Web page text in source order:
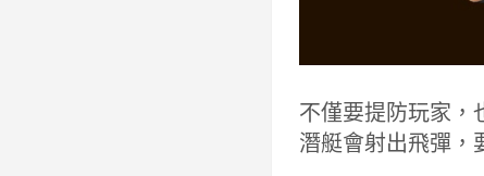
不僅要提防玩家，
潛艇會射出飛彈，